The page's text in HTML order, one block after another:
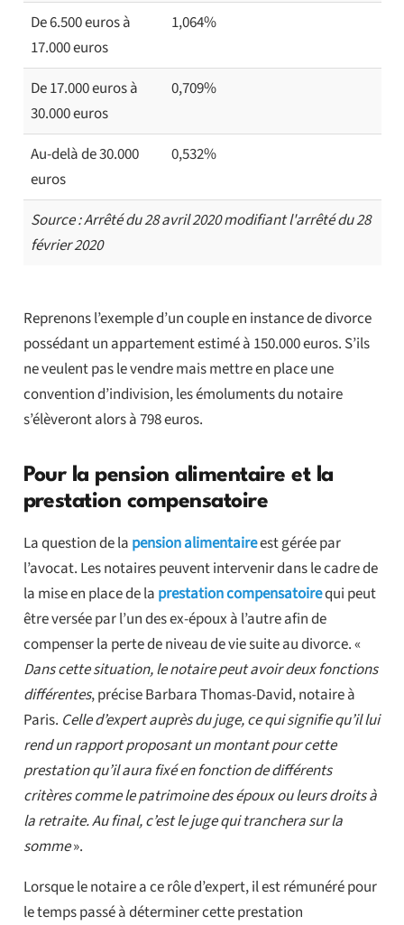
De 6.500 euros à
17.000 euros
1,064%
De 17.000 euros à
30.000 euros
0,709%
Au-delà de 30.000
euros
0,532%
Source : Arrêté du 28 avril 2020 modifiant l'arrêté du 28
février 2020
Reprenons l’exemple d’un couple en instance de divorce
possédant un appartement estimé à 150.000 euros. S’ils
ne veulent pas le vendre mais mettre en place une
convention d’indivision, les émoluments du notaire
s’élèveront alors à 798 euros.
Pour la pension alimentaire et la
prestation compensatoire
La question de la pension alimentaireest gérée par
l’avocat. Les notaires peuvent intervenir dans le cadre de
la mise en place de la prestation compensatoirequi peut
être versée par l’un des ex-époux à l’autre afin de
compenser la perte de niveau de vie suite au divorce. «
Dans cette situation, le notaire peut avoir deux fonctions
différentes, précise Barbara Thomas-David, notaire à
Paris. Celle d’expert auprès du juge, ce qui signifie qu’il lui
rend un rapport proposant un montant pour cette
prestation qu’il aura fixé en fonction de différents
critères comme le patrimoine des époux ou leurs droits à
la retraite. Au final, c’est le juge qui tranchera sur la
somme».
Lorsque le notaire a ce rôle d’expert, il est rémunéré pour
le temps passé à déterminer cette prestation